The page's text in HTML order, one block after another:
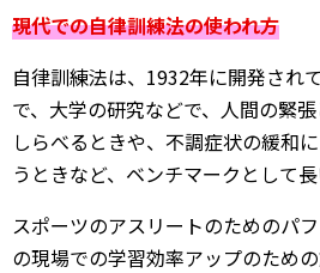
現代での自律訓練法の使われ方
自律訓練法は、1932年に開発され
で、大学の研究などで、人間の緊
しらべるときや、不調症状の緩和
うときなど、ベンチマークとして長
スポーツのアスリートのためのパ
の現場での学習効率アップのため